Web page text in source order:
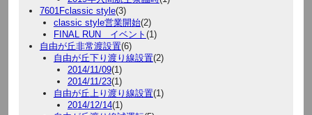
7601Fclassic style(3)
classic style営業開始(2)
FINAL RUN イベント (1)
自由が丘非常渡設置(6)
自由が丘下り渡り線設置(2)
2014/11/09(1)
2014/11/23(1)
自由が丘上り渡り線設置(1)
2014/12/14(1)